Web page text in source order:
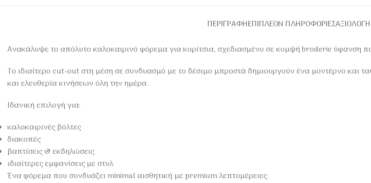
ΠΕΡΙΓΡΑΦΉΕΠΙΠΛΈΟΝ ΠΛΗΡΟΦΟΡΊΕΣ
Ανακάλυψε το απόλυτο καλοκαιρινό φόρεμα για κορίτσια, σχεδιασμένο σε κομψή broderie ύφανση
Το ιδιαίτερο cut-out στη μέση σε συνδυασμό με το δέσιμο μπροστά δημιουργούν ένα μοντέρνο και
και ελευθερία κινήσεων όλη την ημέρα.
Ιδανική επιλογή για:
καλοκαιρινές βόλτες
διακοπές
βαπτίσεις & εκδηλώσεις
ιδιαίτερες εμφανίσεις με στυλ
Ένα φόρεμα που συνδυάζει minimal αισθητική με premium λεπτομέρειες.